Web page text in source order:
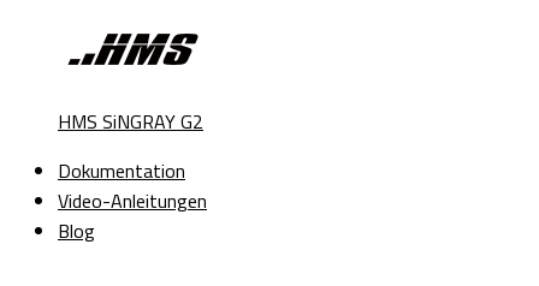
HMS SiNGRAY G2
Dokumentation
Video-Anleitungen
Blog